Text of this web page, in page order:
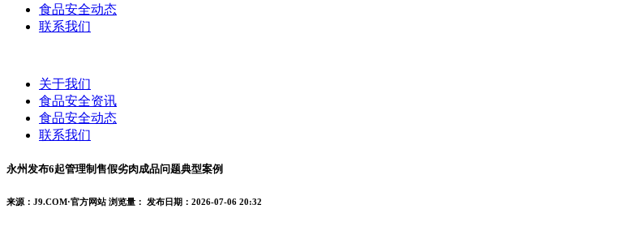
食品安全动态
联系我们
关于我们
食品安全资讯
食品安全动态
联系我们
永州发布6起管理制售假劣肉成品问题典型案例
来源：J9.COM·官方网站 浏览量： 发布日期：2026-07-06 20:32